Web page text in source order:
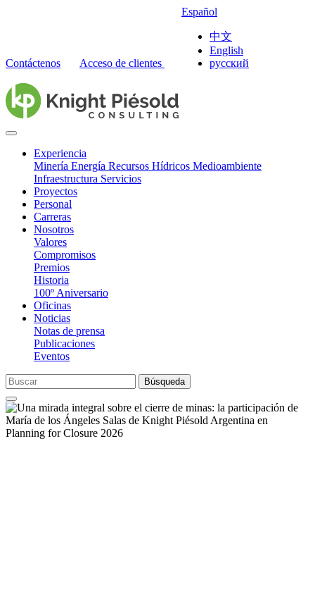
Contáctenos Acceso de clientes
Español
中文
English
русский
Experiencia
Minería Energía Recursos Hídricos Medioambiente
Infraestructura Servicios
Proyectos
Personal
Carreras
Nosotros
Valores
Compromisos
Premios
Historia
100º Aniversario
Oficinas
Noticias
Notas de prensa
Publicaciones
Eventos
Búsqueda